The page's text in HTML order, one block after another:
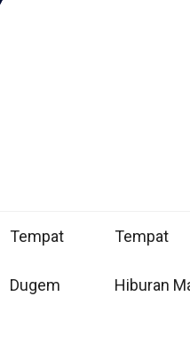
Tempat
Dugem
Tempat
Hiburan